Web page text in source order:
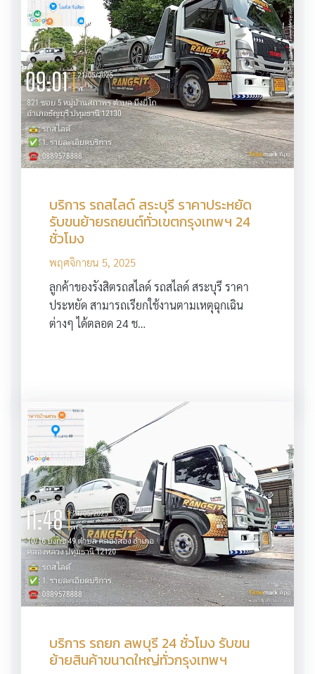
บริการ รถสไลด์ สระบุรี ราคาประหยัด
รับขนย้ายรถยนต์ทั่วเขตกรุงเทพฯ 24
ชั่วโมง
พฤศจิกายน 5, 2025
ลูกค้าของรังสิตรถสไลด์ รถสไลด์ สระบุรี ราคา
ประหยัด สามารถเรียกใช้งานตามเหตุฉุกเฉิน
ต่างๆ ได้ตลอด 24 ช…
บริการ รถยก ลพบุรี 24 ชั่วโมง รับขน
ย้ายสินค้าขนาดใหญ่ทั่วกรุงเทพฯ